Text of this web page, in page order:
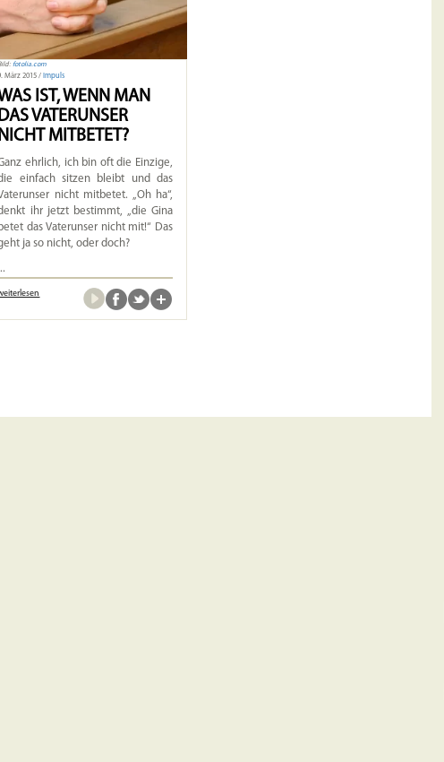
fotolia.com
März 2015 /
Impuls
IST, WENN MAN
VATERUNSER
MITBETET?
ehrlich, ich bin oft die Einzige,
einfach sitzen bleibt und das
nicht mitbetet. „Oh ha“,
ihr jetzt bestimmt, „die Gina
das Vaterunser nicht mit!“ Das
ja so nicht, oder doch?